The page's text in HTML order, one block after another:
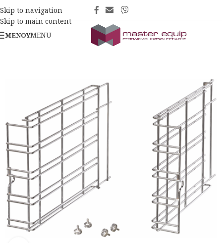
Skip to navigation
Skip to main content
ΜΕΝΟΎMENU